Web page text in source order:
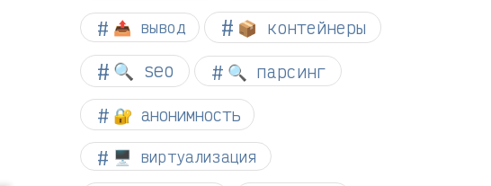
📤 вывод 📦 контейнеры
🔍 seo 🔍 парсинг
🔐 анонимность
🖥️ виртуализация